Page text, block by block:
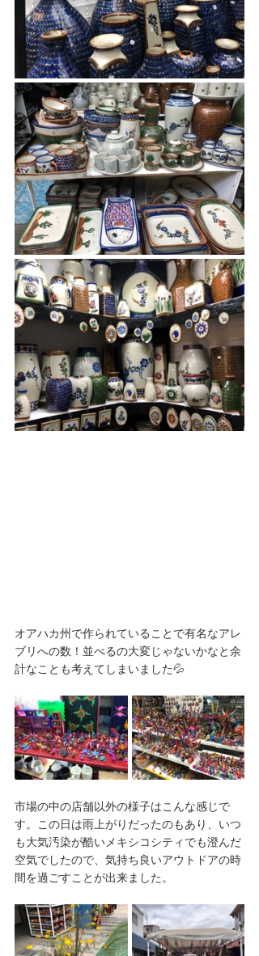
オアハカ州で作られていることで有名なアレ
ブリへの数！並べるの大変じゃないかなと余
計なことも考えてしまいました💦
市場の中の店舗以外の様子はこんな感じで
す。この日は雨上がりだったのもあり、いつ
も大気汚染が酷いメキシコシティでも澄んだ
空気でしたので、気持ち良いアウトドアの時
間を過ごすことが出来ました。